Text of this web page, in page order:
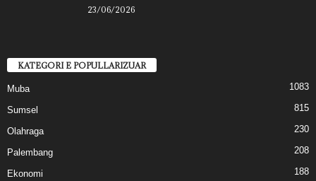
23/06/2026
KATEGORI E POPULLARIZUAR
Muba 1083
Sumsel 815
Olahraga 230
Palembang 208
Ekonomi 188